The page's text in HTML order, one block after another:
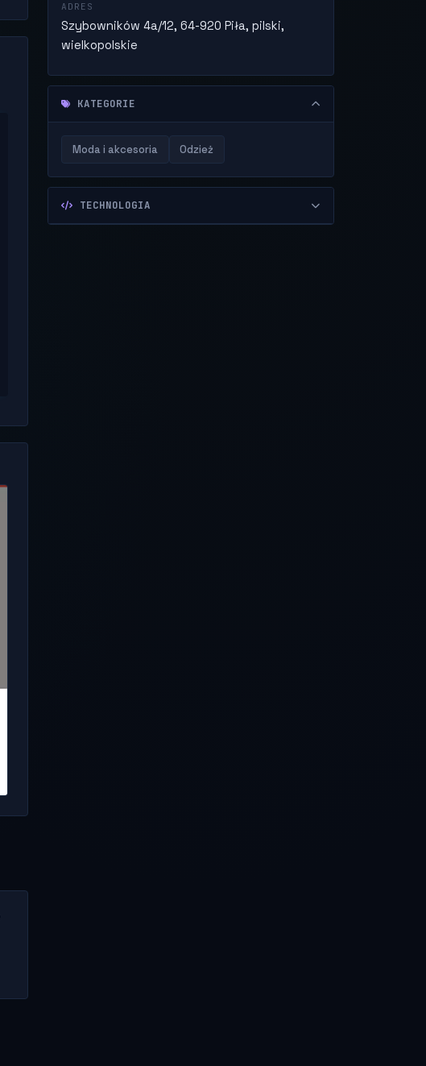
ADRES
Szybowników 4a/12, 64-920 Piła, pilski,
wielkopolskie
KATEGORIE
Moda i akcesoria Odzież
TECHNOLOGIA